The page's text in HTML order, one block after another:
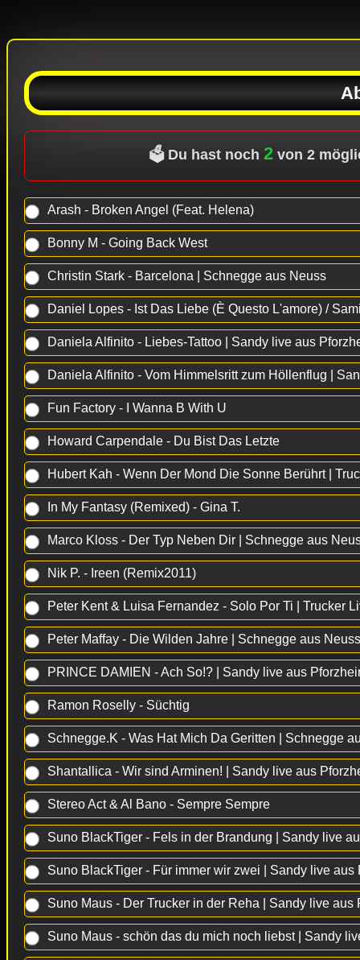
🗳️ Du hast noch 2 von 2
Arash - Broken Angel (Feat. Helena)
Bonny M - Going Back West
Christin Stark - Barcelona | Schnegge aus Neuss
Daniel Lopes - Ist Das Liebe (È Questo L'amore) /
Daniela Alfinito - Liebes-Tattoo | Sandy live aus
Daniela Alfinito - Vom Himmelsritt zum Höllenflug |
Fun Factory - I Wanna B With U
Howard Carpendale - Du Bist Das Letzte
Hubert Kah - Wenn Der Mond Die Sonne Berührt |
In My Fantasy (Remixed) - Gina T.
Marco Kloss - Der Typ Neben Dir | Schnegge aus
Nik P. - Ireen (Remix2011)
Peter Kent & Luisa Fernandez - Solo Por Ti | Trucker
Peter Maffay - Die Wilden Jahre | Schnegge aus Neuss
PRINCE DAMIEN - Ach So!? | Sandy live aus
Ramon Roselly - Süchtig
Schnegge.K - Was Hat Mich Da Geritten | Schnegge
Shantallica - Wir sind Arminen! | Sandy live aus
Stereo Act & Al Bano - Sempre Sempre
Suno BlackTiger - Fels in der Brandung | Sandy live
Suno BlackTiger - Für immer wir zwei | Sandy live aus
Suno Maus - Der Trucker in der Reha | Sandy live aus
Suno Maus - schön das du mich noch liebst | Sandy